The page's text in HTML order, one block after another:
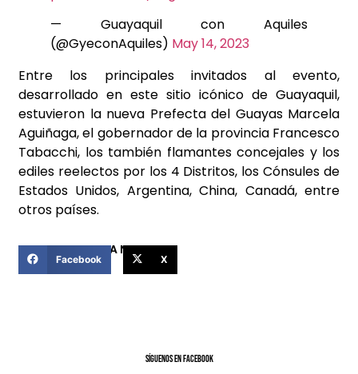
— Guayaquil con Aquiles
(@GyeconAquiles) May 14, 2023
Entre los principales invitados al evento,
desarrollado en este sitio icónico de Guayaquil,
estuvieron la nueva Prefecta del Guayas Marcela
Aguiñaga, el gobernador de la provincia Francesco
Tabacchi, los también flamantes concejales y los
ediles reelectos por los 4 Distritos, los Cónsules de
Estados Unidos, Argentina, China, Canadá, entre
otros países.
COMPARTIR ESTA NOTICIA
Facebook X
SíGUENOS EN FACEBOOK